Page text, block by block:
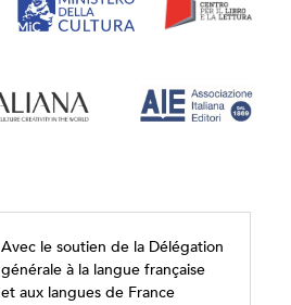
Avec le soutien de la Délégation
générale à la langue française
et aux langues de France